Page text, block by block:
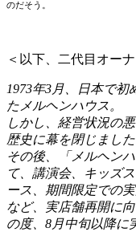
のだそう。
＜以下、二代目オー
1973年3月、日本で
たメルヘンハウス。
しかし、経営状況の
歴史に幕を閉じました
その後、「メルヘン
て、 講演会、キッズ
ース、期間限定での
など、
実店舗再開に
の度、8月中旬以降に